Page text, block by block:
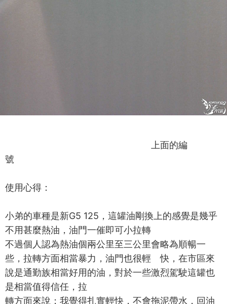
上面的編
號
使用心得：
小弟的車種是新G5 125，這罐油剛換上的感覺是幾乎
不用甚麼熱油，油門一催即可小拉轉
不過個人認為熱油個兩公里至三公里會略為順暢一
些，拉轉方面相當暴力，油門也很輕 快，在市區來
說是通勤族相當好用的油，對於一些激烈駕駛這罐也
是相當值得信任，拉
轉方面來說；我覺得扎實輕快，不會拖泥帶水，回油